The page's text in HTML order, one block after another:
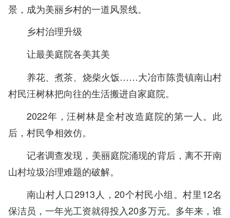
景，成为美丽乡村的一道风景线。
乡村治理升级
让最美庭院各美其美
养花、煮茶、烧柴火饭……大冶市陈贵镇南山村
村民汪树林把向往的生活搬进自家庭院。
2022年，汪树林是全村改造庭院的第一人。此
后，村民争相效仿。
记者调查发现，美丽庭院涌现的背后，离不开南
山村垃圾治理难题的破解。
南山村人口2913人，20个村民小组。村里12名
保洁员，一年光工资就得投入20多万元。多年来，谁